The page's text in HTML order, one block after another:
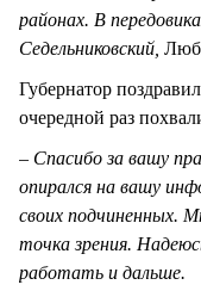
районах. В
Седельниковский,
Губернатор
очередной раз
– Спасибо за вашу
опирался на вашу
своих подчиненных.
точка зрения.
работать и дальше.